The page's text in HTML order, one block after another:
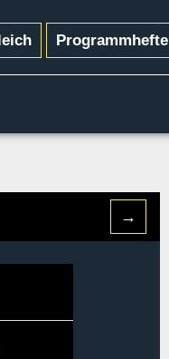
Programmhefte
→